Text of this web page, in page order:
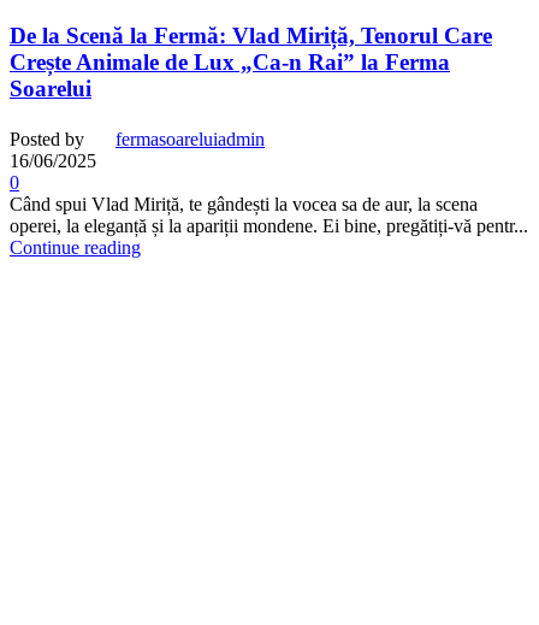
De la Scenă la Fermă: Vlad Miriță, Tenorul Care
Crește Animale de Lux „Ca-n Rai” la Ferma
Soarelui
Posted by
fermasoareluiadmin
16/06/2025
0
Când spui Vlad Miriță, te gândești la vocea sa de aur, la scena
operei, la eleganță și la apariții mondene. Ei bine, pregătiți-vă pentr...
Continue reading